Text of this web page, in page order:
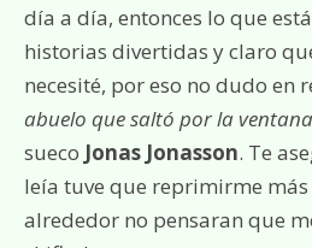
día a día, entonces lo que
historias divertidas y claro
necesité, por eso no dudo en
abuelo que saltó por la
sueco Jonas Jonasson. Te
leía tuve que reprimirme
alrededor no pensaran que